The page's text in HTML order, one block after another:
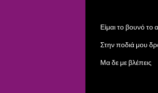
Είμαι το βουνό το
Στην ποδιά μου
Μα δε με βλέπεις